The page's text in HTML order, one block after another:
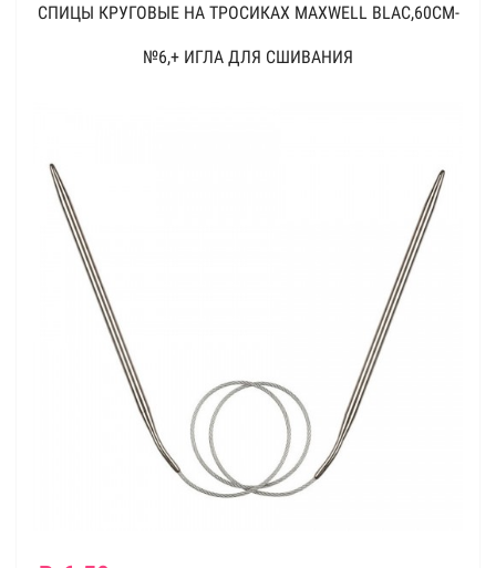
СПИЦЫ КРУГОВЫЕ НА ТРОСИКАХ MAXWELL BLAC,60СМ-
№6,+ ИГЛА ДЛЯ СШИВАНИЯ